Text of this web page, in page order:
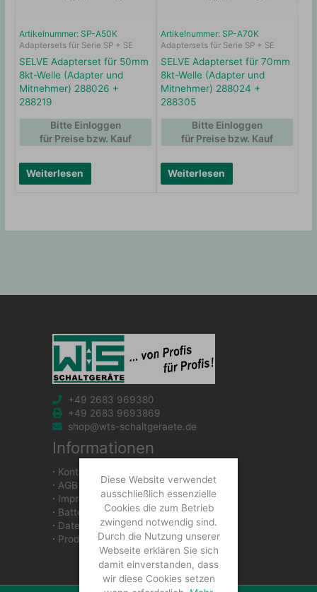
Artikelnummer: SP-A50K
Adaptersets für Serie SP + SE
SELVE Adapterset für 50mm
8kt-Welle (Adapter und
Mitnehmer) 288026 +
288219
Weiterlesen
Bitte Einloggen
für Preise bzw. Kauf
Artikelnummer: SP-A70K
Adaptersets für Serie SP + SE
SELVE Adapterset für 70mm
8kt-Welle (Adapter und
Mitnehmer) 288024 +
288305
Weiterlesen
Bitte Einloggen
für Preise bzw. Kauf
+49 2683 969380
+49 2683 9693869
shop@wts-schaltgeraete.de
Informationen
∙ Kontakt
∙ AGB
∙ Impressum
∙ Batteriegesetzhinweise
∙ Datenschutzerklärung
∙ Produkte
Diese Website verwendet
ausschließlich essenzielle
Cookies die zum Betrieb
zwingend notwendig sind.
Durch die Nutzung unserer
Webseite erklären Sie sich
damit einverstanden, dass
wir diese Cookies setzen